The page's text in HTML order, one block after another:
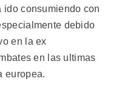
ido consumiendo con
debido
en la ex
en las ultimas
europea.